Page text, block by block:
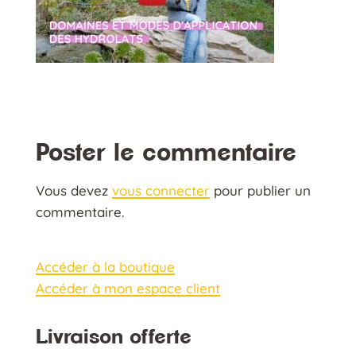
Poster le commentaire
Vous devez vous connecterpour publier un
commentaire.
Accéder à la boutique
Accéder à mon espace client
Livraison offerte